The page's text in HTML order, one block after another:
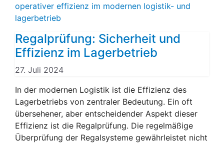
Regalprüfung: Sicherheit und
Effizienz im Lagerbetrieb
27. Juli 2024
In der modernen Logistik ist die Effizienz des
Lagerbetriebs von zentraler Bedeutung. Ein oft
übersehener, aber entscheidender Aspekt dieser
Effizienz ist die Regalprüfung. Die regelmäßige
Überprüfung der Regalsysteme gewährleistet nicht